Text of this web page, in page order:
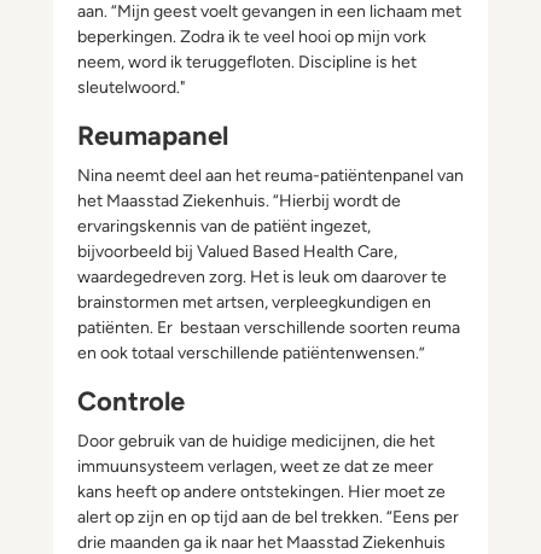
aan. “Mijn geest voelt gevangen in een lichaam met
beperkingen. Zodra ik te veel hooi op mijn vork
neem, word ik teruggefloten. Discipline is het
sleutelwoord."
Reumapanel
Nina neemt deel aan het reuma-patiëntenpanel van
het Maasstad Ziekenhuis. “Hierbij wordt de
ervaringskennis van de patiënt ingezet,
bijvoorbeeld bij Valued Based Health Care,
waardegedreven zorg. Het is leuk om daarover te
brainstormen met artsen, verpleegkundigen en
patiënten. Er bestaan verschillende soorten reuma
en ook totaal verschillende patiëntenwensen.”
Controle
Door gebruik van de huidige medicijnen, die het
immuunsysteem verlagen, weet ze dat ze meer
kans heeft op andere ontstekingen. Hier moet ze
alert op zijn en op tijd aan de bel trekken. “Eens per
drie maanden ga ik naar het Maasstad Ziekenhuis